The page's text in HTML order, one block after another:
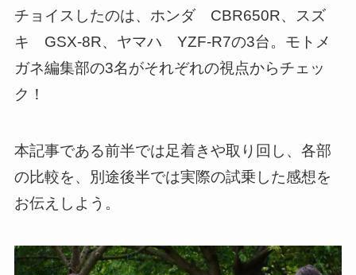
チョイスしたのは、ホンダ CBR650R、スズ
キ GSX-8R、ヤマハ YZF-R7の3台。モトメ
ガネ編集部の3名がそれぞれの視点からチェッ
ク！
本記事である前半では足着きや取り回し、各部
の比較を、別途後半では実際の試乗した感想を
お伝えしよう。